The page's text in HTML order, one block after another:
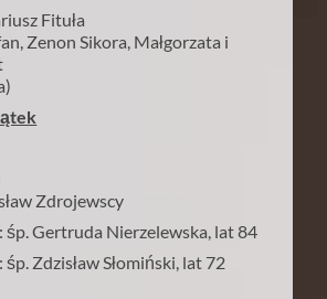
Fituła
Zenon Sikora, Małgorzata i
Zdrojewscy
śp. Gertruda Nierzelewska, lat 84
śp. Zdzisław Słomiński, lat 72